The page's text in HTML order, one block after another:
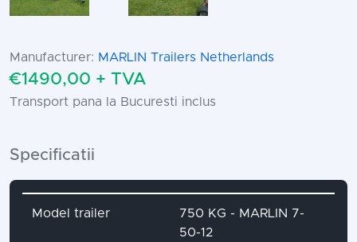
Manufacturer: MARLIN Trailers Netherlands
€1490,00 + TVA
Transport pana la Bucuresti inclus
Specificatii
Attribute name Attribute value
Model trailer
750 KG - MARLIN 7-
50-12